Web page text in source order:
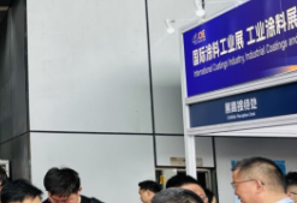
推广链接：